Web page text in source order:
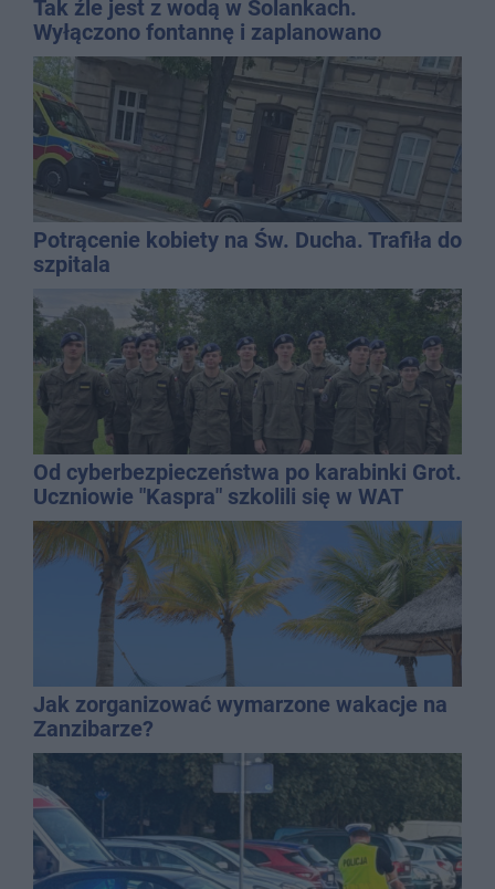
Tak źle jest z wodą w Solankach.
Wyłączono fontannę i zaplanowano
dolewkę
Potrącenie kobiety na Św. Ducha. Trafiła do
szpitala
Od cyberbezpieczeństwa po karabinki Grot.
Uczniowie "Kaspra" szkolili się w WAT
Jak zorganizować wymarzone wakacje na
Zanzibarze?